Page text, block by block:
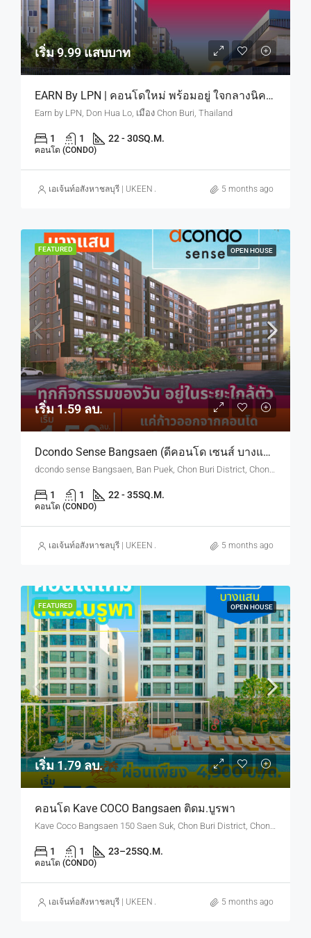
เริ่ม 9.99 แสบบาท
EARN By LPN | คอนโดใหม่ พร้อมอยู่ ใจกลางนิคมอมตะ ดีมานด์คนทำงานนิคม มีจริงตลอดปี เริ่ม 9.9 แสบบาท
Earn by LPN, Don Hua Lo, เมือง Chon Buri, Thailand
1 1 22 - 30SQ.M.
คอนโด (CONDO)
เอเจ้นท์อสังหาชลบุรี | UKEEN ASSET CO., LTD. 5 months ago
FEATURED OPEN HOUSE
เริ่ม 1.59 ลบ.
Dcondo Sense Bangsaen (ดีคอนโด เซนส์ บางแสน) ทำเลใกล้ ม.บูรพา
dcondo sense Bangsaen, Ban Puek, Chon Buri District, Chon Buri, Thailand
1 1 22 - 35SQ.M.
คอนโด (CONDO)
เอเจ้นท์อสังหาชลบุรี | UKEEN ASSET CO., LTD. 5 months ago
FEATURED OPEN HOUSE
เริ่ม 1.79 ลบ.
คอนโด Kave COCO Bangsaen ติดม.บูรพา
Kave Coco Bangsaen 150 Saen Suk, Chon Buri District, Chon Buri, Thailand
1 1 23–25SQ.M.
คอนโด (CONDO)
เอเจ้นท์อสังหาชลบุรี | UKEEN ASSET CO., LTD. 5 months ago